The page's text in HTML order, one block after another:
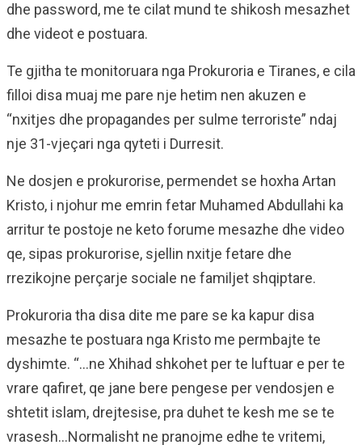
dhe password, me te cilat mund te shikosh mesazhet
dhe videot e postuara.
Te gjitha te monitoruara nga Prokuroria e Tiranes, e cila
filloi disa muaj me pare nje hetim nen akuzen e
“nxitjes dhe propagandes per sulme terroriste” ndaj
nje 31-vjeçari nga qyteti i Durresit.
Ne dosjen e prokurorise, permendet se hoxha Artan
Kristo, i njohur me emrin fetar Muhamed Abdullahi ka
arritur te postoje ne keto forume mesazhe dhe video
qe, sipas prokurorise, sjellin nxitje fetare dhe
rrezikojne perçarje sociale ne familjet shqiptare.
Prokuroria tha disa dite me pare se ka kapur disa
mesazhe te postuara nga Kristo me permbajte te
dyshimte. “…ne Xhihad shkohet per te luftuar e per te
vrare qafiret, qe jane bere pengese per vendosjen e
shtetit islam, drejtesise, pra duhet te kesh me se te
vrasesh…Normalisht ne pranojme edhe te vritemi,